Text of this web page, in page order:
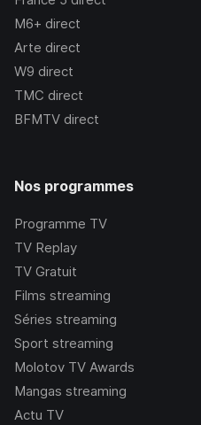
M6+ direct
Arte direct
W9 direct
TMC direct
BFMTV direct
Nos programmes
Programme TV
TV Replay
TV Gratuit
Films streaming
Séries streaming
Sport streaming
Molotov TV Awards
Mangas streaming
Actu TV